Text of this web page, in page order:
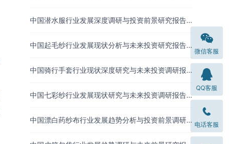
中国潜水服行业发展深度调研与投资前景研究报告
中国起毛纱行业发展现状分析与未来投资研究报告
中国骑行手套行业现状深度研究与未来投资调研报
中国七彩纱行业发展现状研究与未来投资调研报告
中国漂白药纱布行业发展趋势分析与投资前景调研
微信客服
QQ客服
电话客服